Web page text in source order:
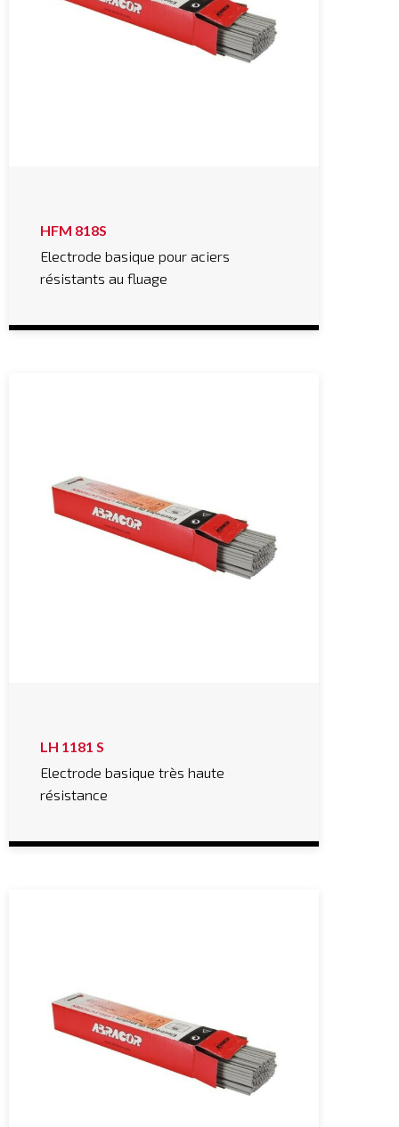
HFM 818S
Electrode basique pour aciers
résistants au fluage
LH 1181 S
Electrode basique très haute
résistance